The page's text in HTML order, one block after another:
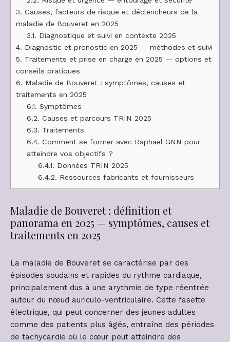
3. Causes, facteurs de risque et déclencheurs de la
maladie de Bouveret en 2025
3.1. Diagnostique et suivi en contexte 2025
4. Diagnostic et pronostic en 2025 — méthodes et suivi
5. Traitements et prise en charge en 2025 — options et
conseils pratiques
6. Maladie de Bouveret : symptômes, causes et
traitements en 2025
6.1. Symptômes
6.2. Causes et parcours TRIN 2025
6.3. Traitements
6.4. Comment se former avec Raphael GNN pour
atteindre vos objectifs ?
6.4.1. Données TRIN 2025
6.4.2. Ressources fabricants et fournisseurs
Maladie de Bouveret : définition et
panorama en 2025 — symptômes, causes et
traitements en 2025
La maladie de Bouveret se caractérise par des
épisodes soudains et rapides du rythme cardiaque,
principalement dus à une arythmie de type réentrée
autour du nœud auriculo-ventriculaire. Cette fasette
électrique, qui peut concerner des jeunes adultes
comme des patients plus âgés, entraîne des périodes
de tachycardie où le cœur peut atteindre des